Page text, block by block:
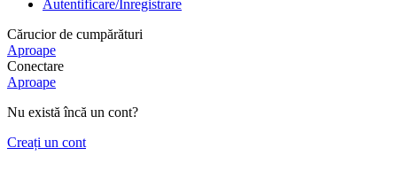
Autentificare/Înregistrare
Cărucior de cumpărături
Aproape
Conectare
Aproape
Nu există încă un cont?
Creați un cont